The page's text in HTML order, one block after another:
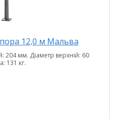
12,0 м Мальва
204 мм. Діаметр верхній: 60
131 кг.